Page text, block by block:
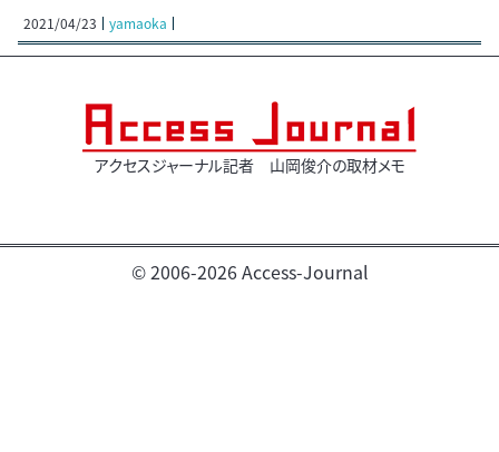
2021/04/23 yamaoka
アクセスジャーナル記者 山岡俊介の取材メモ
© 2006-2026 Access-Journal